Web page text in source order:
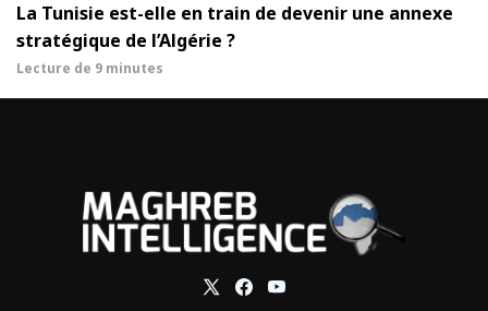
La Tunisie est-elle en train de devenir une annexe
stratégique de l’Algérie ?
Lecture de 9 minutes